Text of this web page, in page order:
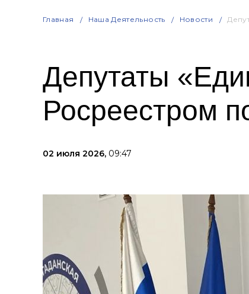
Главная Наша Деятельность Новости
Депутаты
Росреестром
02 июля 2026, 09:47